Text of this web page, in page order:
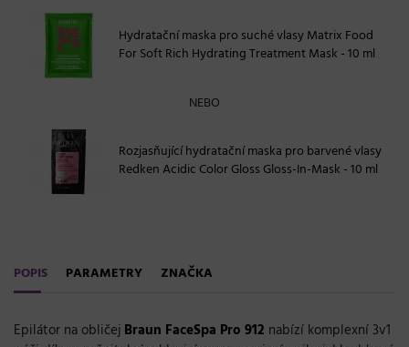
Hydratační maska pro suché vlasy Matrix Food
For Soft Rich Hydrating Treatment Mask - 10 ml
NEBO
Rozjasňující hydratační maska pro barvené vlasy
Redken Acidic Color Gloss Gloss-In-Mask - 10 ml
POPIS PARAMETRY ZNAČKA
Epilátor na obličej Braun FaceSpa Pro 912 nabízí komplexní 3v1